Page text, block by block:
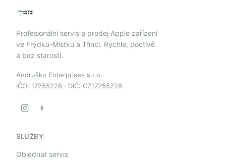
Profesionální servis a prodej Apple zařízení
ve Frýdku-Místku a Třinci. Rychle, poctivě
a bez starostí.
Andruško Enterprises s.r.o.
IČO: 17255228 · DIČ: CZ17255228
SLUŽBY
Objednat servis